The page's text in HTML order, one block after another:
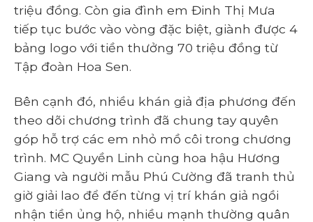
triệu đồng. Còn gia đình em Đinh Thị Mưa
tiếp tục bước vào vòng đặc biệt, giành được 4
bảng logo với tiền thưởng 70 triệu đồng từ
Tập đoàn Hoa Sen.
Bên cạnh đó, nhiều khán giả địa phương đến
theo dõi chương trình đã chung tay quyên
góp hỗ trợ các em nhỏ mồ côi trong chương
trình. MC Quyền Linh cùng hoa hậu Hương
Giang và người mẫu Phú Cường đã tranh thủ
giờ giải lao để đến từng vị trí khán giả ngồi
nhận tiền ủng hộ, nhiều mạnh thường quân